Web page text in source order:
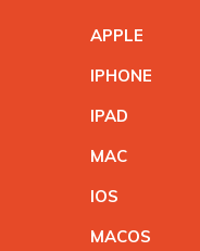
APPLE
IPHONE
IPAD
MAC
IOS
MACOS